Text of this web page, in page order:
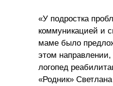
«У подростка
коммуникацией и
маме было
этом
логопед
«Родник»